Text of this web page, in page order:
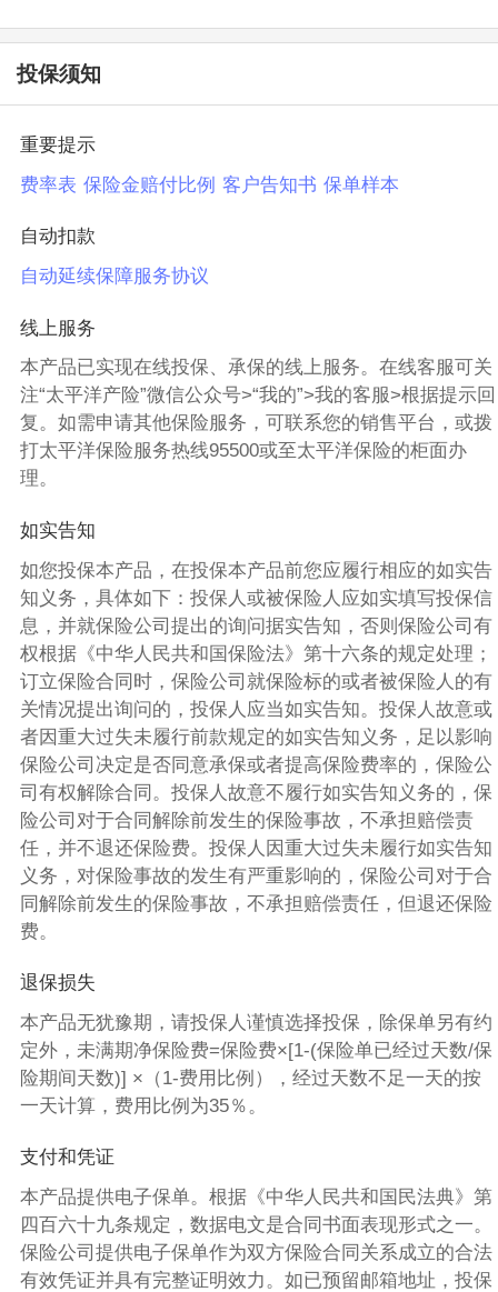
投保须知
重要提示
费率表 保险金赔付比例 客户告知书 保单样本
自动扣款
自动延续保障服务协议
线上服务
本产品已实现在线投保、承保的线上服务。在线客服可关
注“太平洋产险”微信公众号>“我的”>我的客服>根据提示回
复。如需申请其他保险服务，可联系您的销售平台，或拨
打太平洋保险服务热线95500或至太平洋保险的柜面办
理。
如实告知
如您投保本产品，在投保本产品前您应履行相应的如实告
知义务，具体如下：投保人或被保险人应如实填写投保信
息，并就保险公司提出的询问据实告知，否则保险公司有
权根据《中华人民共和国保险法》第十六条的规定处理；
订立保险合同时，保险公司就保险标的或者被保险人的有
关情况提出询问的，投保人应当如实告知。投保人故意或
者因重大过失未履行前款规定的如实告知义务，足以影响
保险公司决定是否同意承保或者提高保险费率的，保险公
司有权解除合同。投保人故意不履行如实告知义务的，保
险公司对于合同解除前发生的保险事故，不承担赔偿责
任，并不退还保险费。投保人因重大过失未履行如实告知
义务，对保险事故的发生有严重影响的，保险公司对于合
同解除前发生的保险事故，不承担赔偿责任，但退还保险
费。
退保损失
本产品无犹豫期，请投保人谨慎选择投保，除保单另有约
定外，未满期净保险费=保险费×[1-(保险单已经过天数/保
险期间天数)] ×（1-费用比例），经过天数不足一天的按
一天计算，费用比例为35％。
支付和凭证
本产品提供电子保单。根据《中华人民共和国民法典》第
四百六十九条规定，数据电文是合同书面表现形式之一。
保险公司提供电子保单作为双方保险合同关系成立的合法
有效凭证并具有完整证明效力。如已预留邮箱地址，投保